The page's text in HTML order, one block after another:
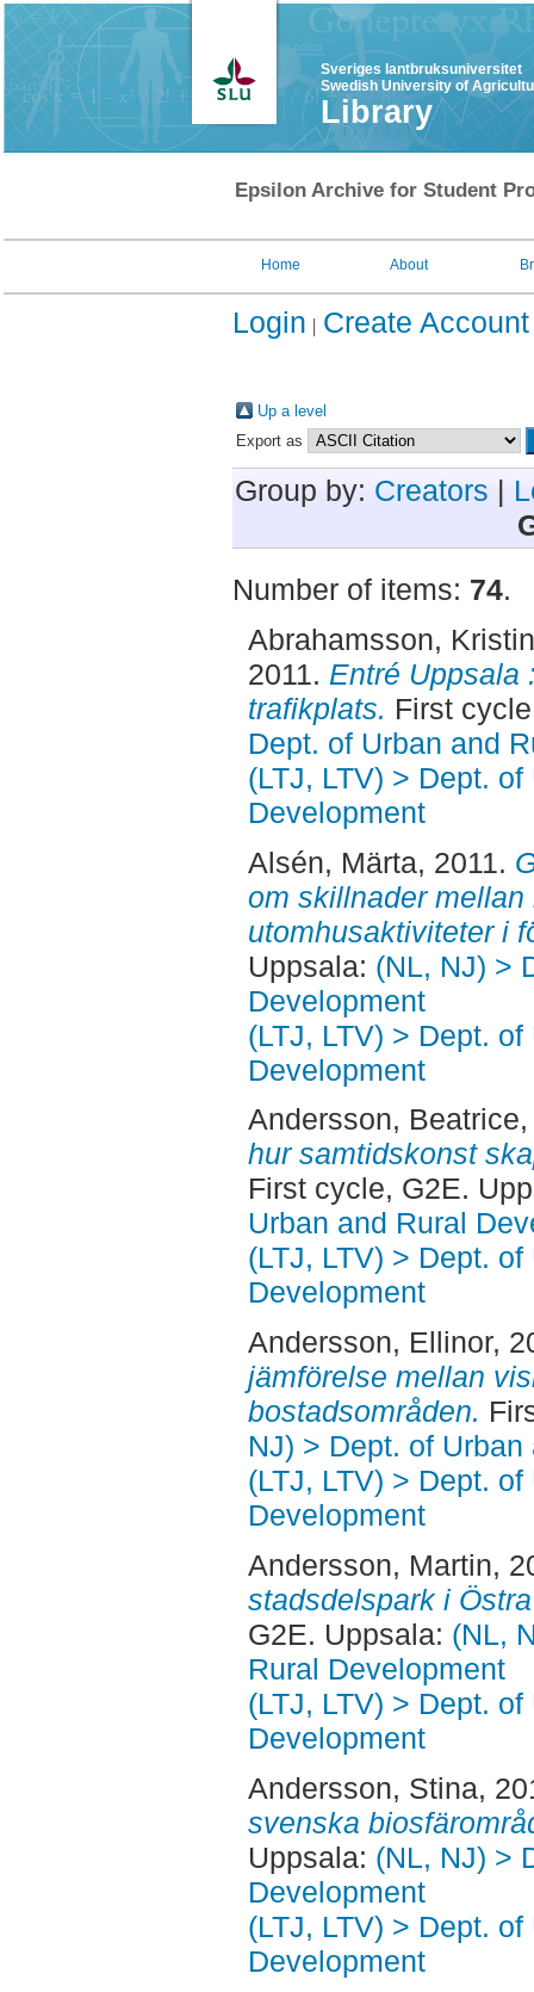
Sveriges lantbruksuniversitet
Swedish University of
Library
Epsilon Archive for Student
Home About
Login Create Account
Up a level
Export as
Group by: Creators |
Number of items: 74.
Abrahamsson,
2011. Entré Uppsala
trafikplats. First
Dept. of Urban and
(LTJ, LTV) > Dept.
Development
Alsén, Märta, 2011.
om skillnader mellan
utomhusaktiviteter i
Uppsala: (NL, NJ) >
Development
(LTJ, LTV) > Dept.
Development
Andersson, Beatrice
hur samtidskonst
First cycle, G2E.
Urban and Rural
(LTJ, LTV) > Dept.
Development
Andersson, Ellinor,
jämförelse mellan
bostadsområden.
NJ) > Dept. of
(LTJ, LTV) > Dept.
Development
Andersson, Martin,
stadsdelspark i
G2E. Uppsala: (NL,
Rural Development
(LTJ, LTV) > Dept.
Development
Andersson, Stina,
svenska
Uppsala: (NL, NJ) >
Development
(LTJ, LTV) > Dept.
Development